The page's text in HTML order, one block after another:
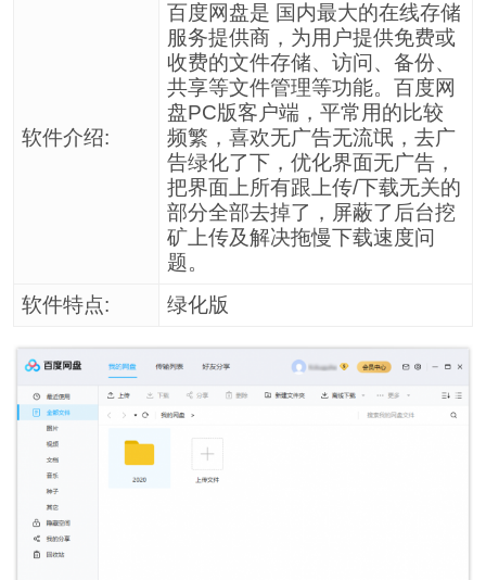
软件介绍:
百度网盘是 国内最大的在线存储
服务提供商，为用户提供免费或
收费的文件存储、访问、备份、
共享等文件管理等功能。百度网
盘PC版客户端，平常用的比较
频繁，喜欢无广告无流氓，去广
告绿化了下，优化界面无广告，
把界面上所有跟上传/下载无关的
部分全部去掉了，屏蔽了后台挖
矿上传及解决拖慢下载速度问
题。
软件特点:
绿化版